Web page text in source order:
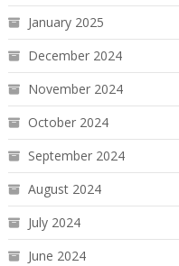
January 2025
December 2024
November 2024
October 2024
September 2024
August 2024
July 2024
June 2024